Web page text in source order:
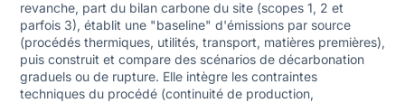
revanche, part du bilan carbone du site (scopes 1, 2 et
parfois 3), établit une "baseline" d'émissions par source
(procédés thermiques, utilités, transport, matières premières),
puis construit et compare des scénarios de décarbonation
graduels ou de rupture. Elle intègre les contraintes
techniques du procédé (continuité de production,